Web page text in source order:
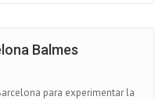
Balmes
para experimentar la